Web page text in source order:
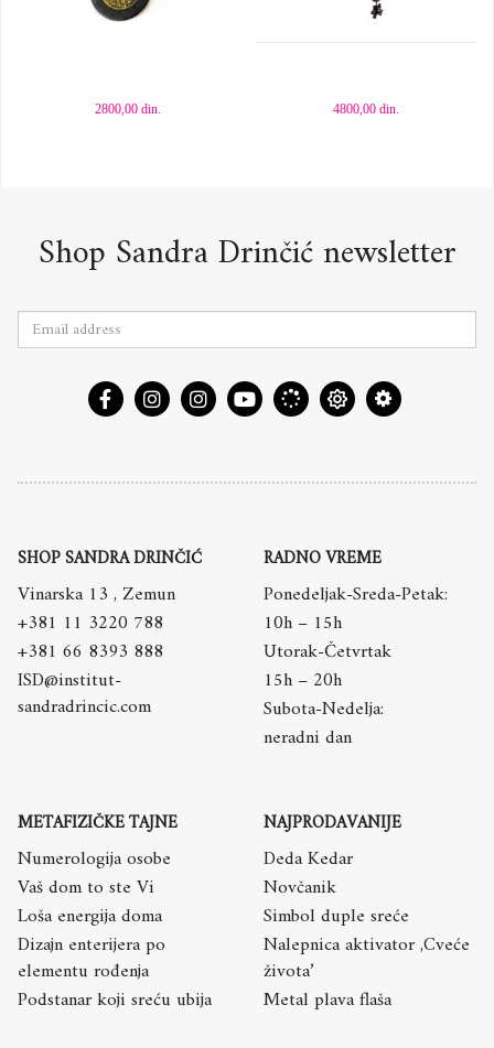
2800,00 din. 4800,00din.
Shop Sandra Drinčić newsletter
SHOP SANDRA DRINČIĆ
Vinarska 13 , Zemun
+381 11 3220 788
+381 66 8393 888
ISD@institut-
sandradrincic.com
RADNO VREME
Ponedeljak-Sreda-Petak:
10h – 15h
Utorak-Četvrtak
15h – 20h
Subota-Nedelja:
neradni dan
METAFIZIČKE TAJNE
Numerologija osobe
Vaš dom to ste Vi
Loša energija doma
Dizajn enterijera po
elementu rođenja
Podstanar koji sreću ubija
NAJPRODAVANIJE
Deda Kedar
Novčanik
Simbol duple sreće
Nalepnica aktivator ,Cveće
života’
Metal plava flaša